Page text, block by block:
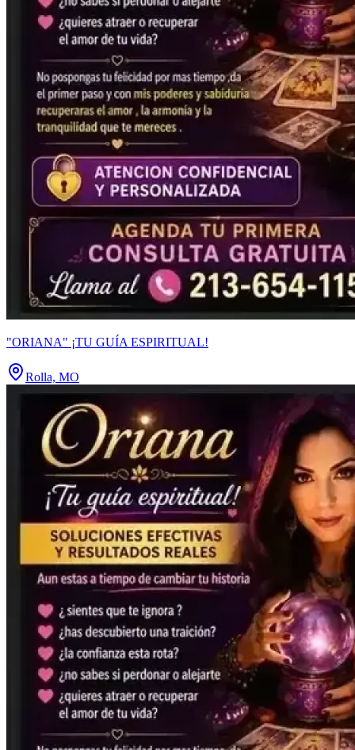
"ORIANA" ¡TU GUÍA ESPIRITUAL!
Rolla, MO